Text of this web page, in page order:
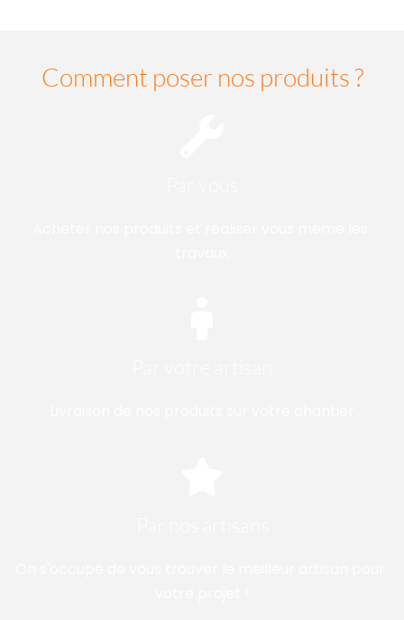
Comment poser nos produits ?